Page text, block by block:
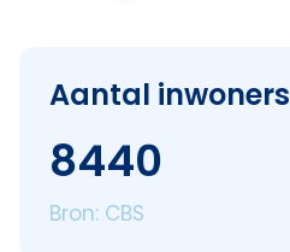
Aantal inwoners
8440
Bron: CBS